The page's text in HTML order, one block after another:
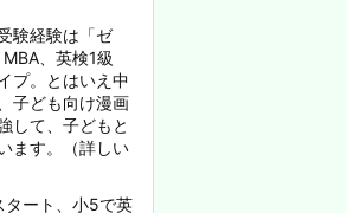
験経験は「ゼ
、英検1級
プ。とはいえ中
子ども向け漫画
して、子どもと
ます。（詳しい
タート、小5で英